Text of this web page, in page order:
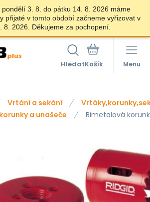
pondělí 3. 8. do pátku 14. 8. 2026 máme
přijaté v tomto období začneme vyřizovat v
8. 2026. Děkujeme za pochopení.
Hledat Menu
Vrtání a sekání
a unašeče
Bimetalová